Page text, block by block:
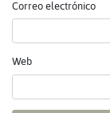
Correo electrónico
Web